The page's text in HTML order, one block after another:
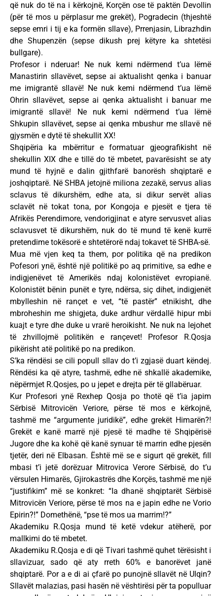
që nuk do të na i kërkojnë, Korçën ose të paktën Devollin
(për të mos u përplasur me grekët), Pogradecin (thjeshtë
sepse emri i tij e ka formën sllave), Prrenjasin, Librazhdin
dhe Shupenzën (sepse dikush prej këtyre ka shtetësi
bullgare).
Profesor i nderuar! Ne nuk kemi ndërmend t’ua lëmë
Manastirin sllavëvet, sepse ai aktualisht qenka i banuar
me imigrantë sllavë! Ne nuk kemi ndërmend t’ua lëmë
Ohrin sllavëvet, sepse ai qenka aktualisht i banuar me
imigrantë sllavë! Ne nuk kemi ndërmend t’ua lëmë
Shkupin sllavëvet, sepse ai qenka mbushur me sllavë në
gjysmën e dytë të shekullit XX!
Shqipëria ka mbërritur e formatuar gjeografikisht në
shekullin XIX dhe e tillë do të mbetet, pavarësisht se aty
mund të hyjnë e dalin gjithfarë banorësh shqiptarë e
joshqiptarë. Në SHBA jetojnë miliona zezakë, servus alias
sclavus të dikurshëm, edhe ata, si dikur servët alias
sclavët në tokat tona, por Kongoja e pjesët e tjera të
Afrikës Perendimore, vendorigjinat e atyre servusvet alias
sclavusvet të dikurshëm, nuk do të mund të kenë kurrë
pretendime tokësorë e shtetërorë ndaj tokavet të SHBA-së.
Mua më vjen keq ta them, por politika që na predikon
Pofesori ynë, është një politikë po aq primitive, sa edhe e
indigjenëvet të Amerikës ndaj kolonistëvet evropianë.
Kolonistët bënin punët e tyre, ndërsa, siç dihet, indigjenët
mbylleshin në rançet e vet, “të pastër” etnikisht, dhe
mbroheshin me shigjeta, duke ardhur vërdallë hipur mbi
kuajt e tyre dhe duke u vrarë heroikisht. Ne nuk na lejohet
të zhvillojmë politikën e rançevet! Profesor R.Qosja
pikërisht atë politikë po na predikon.
S’ka rëndësi se cili popull sllav do t’i zgjasë duart këndej.
Rëndësi ka që atyre, tashmë, edhe në shkallë akademike,
nëpërmjet R.Qosjes, po u jepet e drejta për të gllabëruar.
Kur Profesori ynë Rexhep Qosja po thotë që t’ia japim
Sërbisë Mitrovicën Veriore, përse të mos e kërkojnë,
tashmë me “argumente juridikë”, edhe grekët Himarën?!
Grekët e kanë marrë një pjesë të madhe të Shqipërisë
Jugore dhe ka kohë që kanë synuar të marrin edhe pjesën
tjetër, deri në Elbasan. Është më se e sigurt që grekët, fill
mbasi t’i jetë dorëzuar Mitrovica Verore Sërbisë, do t’u
vërsulen Himarës, Gjirokastrës dhe Korçës, tashmë me një
“justifikim” më se konkret: “Ia dhanë shqiptarët Sërbisë
Mitrovicën Veriore, përse të mos na e japin edhe ne Vorio
Epirin?!” Domethënë, “pse të mos ua marrim!?”
Akademiku R.Qosja mund të ketë vdekur atëherë, por
mallkimi do të mbetet.
Akademiku R.Qosja e di që Tivari tashmë quhet tërësisht i
sllavizuar, sado që aty rreth 60% e banorëvet janë
shqiptarë. Por a e di ai çfarë po punojnë sllavët në Ulqin?
Sllavët malazias, pasi hasën në vështirësi për ta populluar